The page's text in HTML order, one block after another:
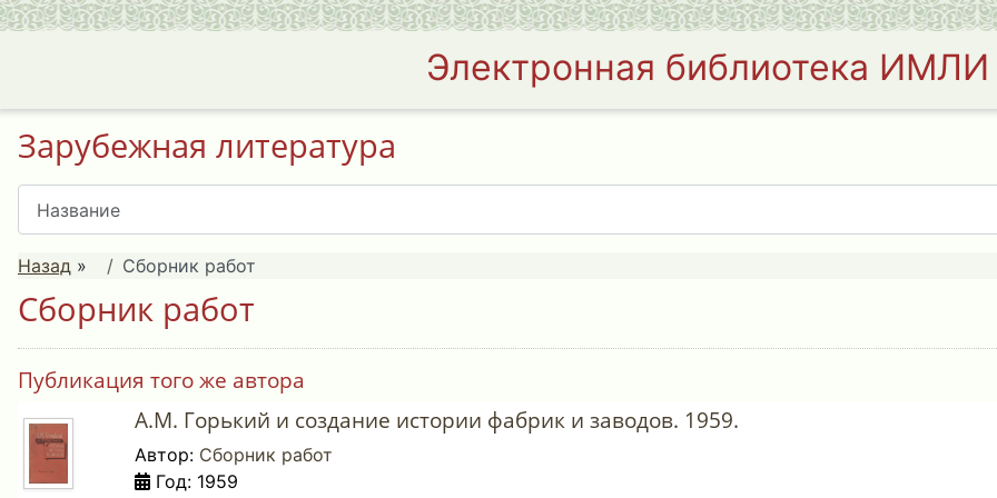
Электронная библиотека
Зарубежная литература
Назад » Сборник работ
Сборник работ
Публикация того же автора
А.М. Горький и создание истории фабрик и заводов. 1959.
Автор: Сборник работ
Год: 1959